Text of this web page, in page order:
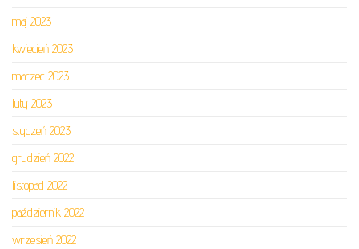
maj 2023
kwiecień 2023
marzec 2023
luty 2023
styczeń 2023
grudzień 2022
listopad 2022
październik 2022
wrzesień 2022